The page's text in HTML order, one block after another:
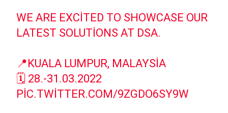
WE ARE EXCITED TO SHOWCASE OUR
LATEST SOLUTIONS AT DSA.
📍KUALA LUMPUR, MALAYSIA
🗓 28.-31.03.2022
PIC.TWITTER.COM/9ZGDO6SY9W